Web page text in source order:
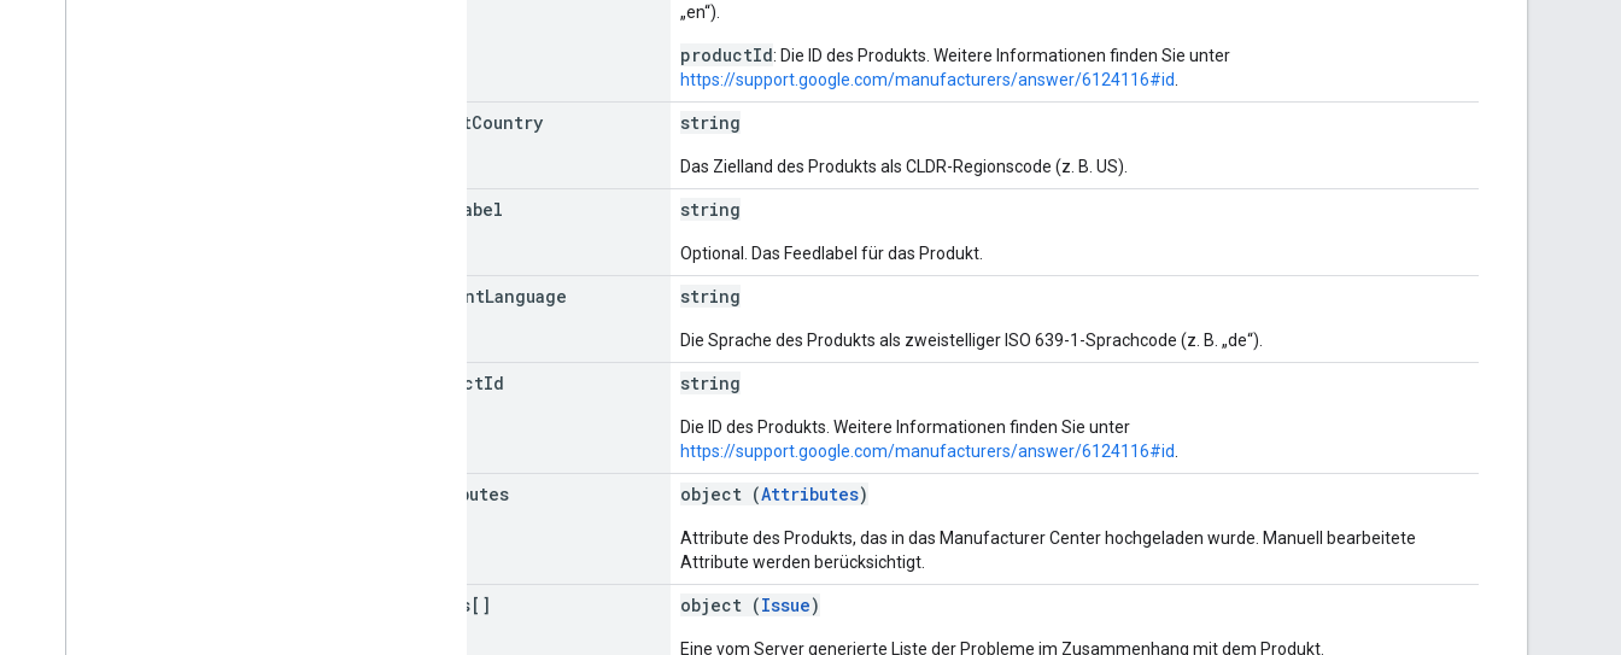
„en“).
productId: Die ID des Produkts. Weitere Informationen finden Sie unter
https://support.google.com/manufacturers/answer/6124116#id
targetCountry string
Das Zielland des Produkts als CLDR-Regionscode (z. B. US).
Label string
Optional. Das Feedlabel für das Produkt.
contentLanguage string
Die Sprache des Produkts als zweistelliger ISO 639-1-Sprachcode (z. B. „de“).
productId string
Die ID des Produkts. Weitere Informationen finden Sie unter
https://support.google.com/manufacturers/answer/6124116#id
attributes object (Attributes)
Attribute des Produkts, das in das Manufacturer Center hochgeladen wurde. Manuell bearbeitete
Attribute werden berücksichtigt.
issues[] object (Issue)
Eine vom Server generierte Liste der Probleme im Zusammenhang mit dem Produkt.